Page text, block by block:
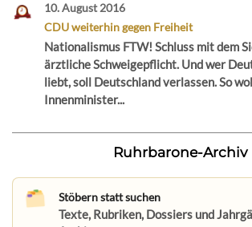
10. August 2016
CDU weiterhin gegen Freiheit
Nationalismus FTW! Schluss mit dem
ärztliche Schweigepflicht. Und wer
liebt, soll Deutschland verlassen. So
Innenminister...
Ruhrbarone-Archiv
Stöbern statt suchen
Texte, Rubriken, Dossiers und